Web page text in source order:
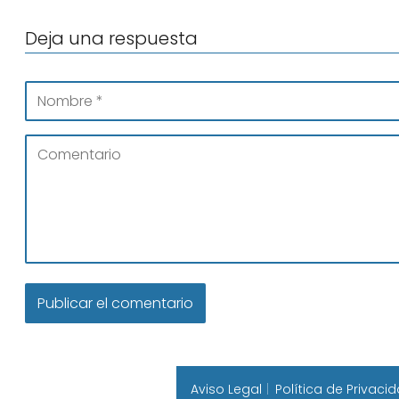
Deja una respuesta
Aviso Legal Política de